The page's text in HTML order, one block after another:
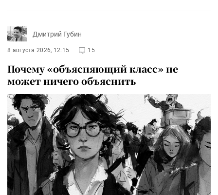
Дмитрий Губин
8 августа 2026, 12:15 15
Почему «объясняющий класс» не
может ничего объяснить